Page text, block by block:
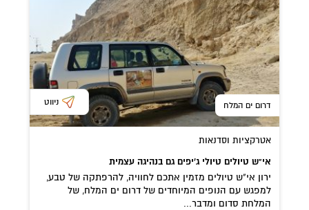
דרום ים המלח ניווט
אטרקציות וסדנאות
אי"ש טיולים טיולי ג'יפים גם בנהיגה עצמית
ירון אי"ש טיולים מזמין אתכם לחוויה, להרפתקה של טבע,
למפגש עם הנופים המיוחדים של דרום ים המלח, של
המלחת סדום ומדבר...